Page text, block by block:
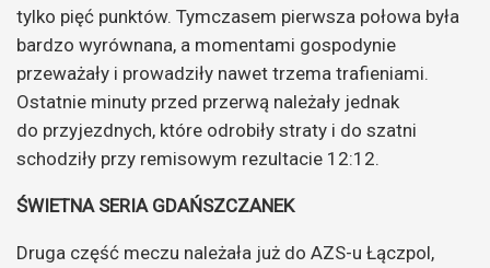
tylko pięć punktów. Tymczasem pierwsza połowa była
bardzo wyrównana, a momentami gospodynie
przeważały i prowadziły nawet trzema trafieniami.
Ostatnie minuty przed przerwą należały jednak
do przyjezdnych, które odrobiły straty i do szatni
schodziły przy remisowym rezultacie 12:12.
ŚWIETNA SERIA GDAŃSZCZANEK
Druga część meczu należała już do AZS-u Łączpol,